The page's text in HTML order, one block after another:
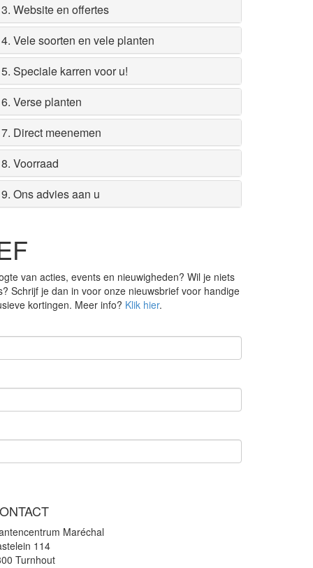
3. Website en offertes
4. Vele soorten en vele planten
5. Speciale karren voor u!
6. Verse planten
7. Direct meenemen
8. Voorraad
9. Ons advies aan u
van acties, events en nieuwigheden? Wil je niets
Schrijf je dan in voor onze nieuwsbrief voor handige
kortingen. Meer info? Klik hier.
Maréchal
114
Turnhout